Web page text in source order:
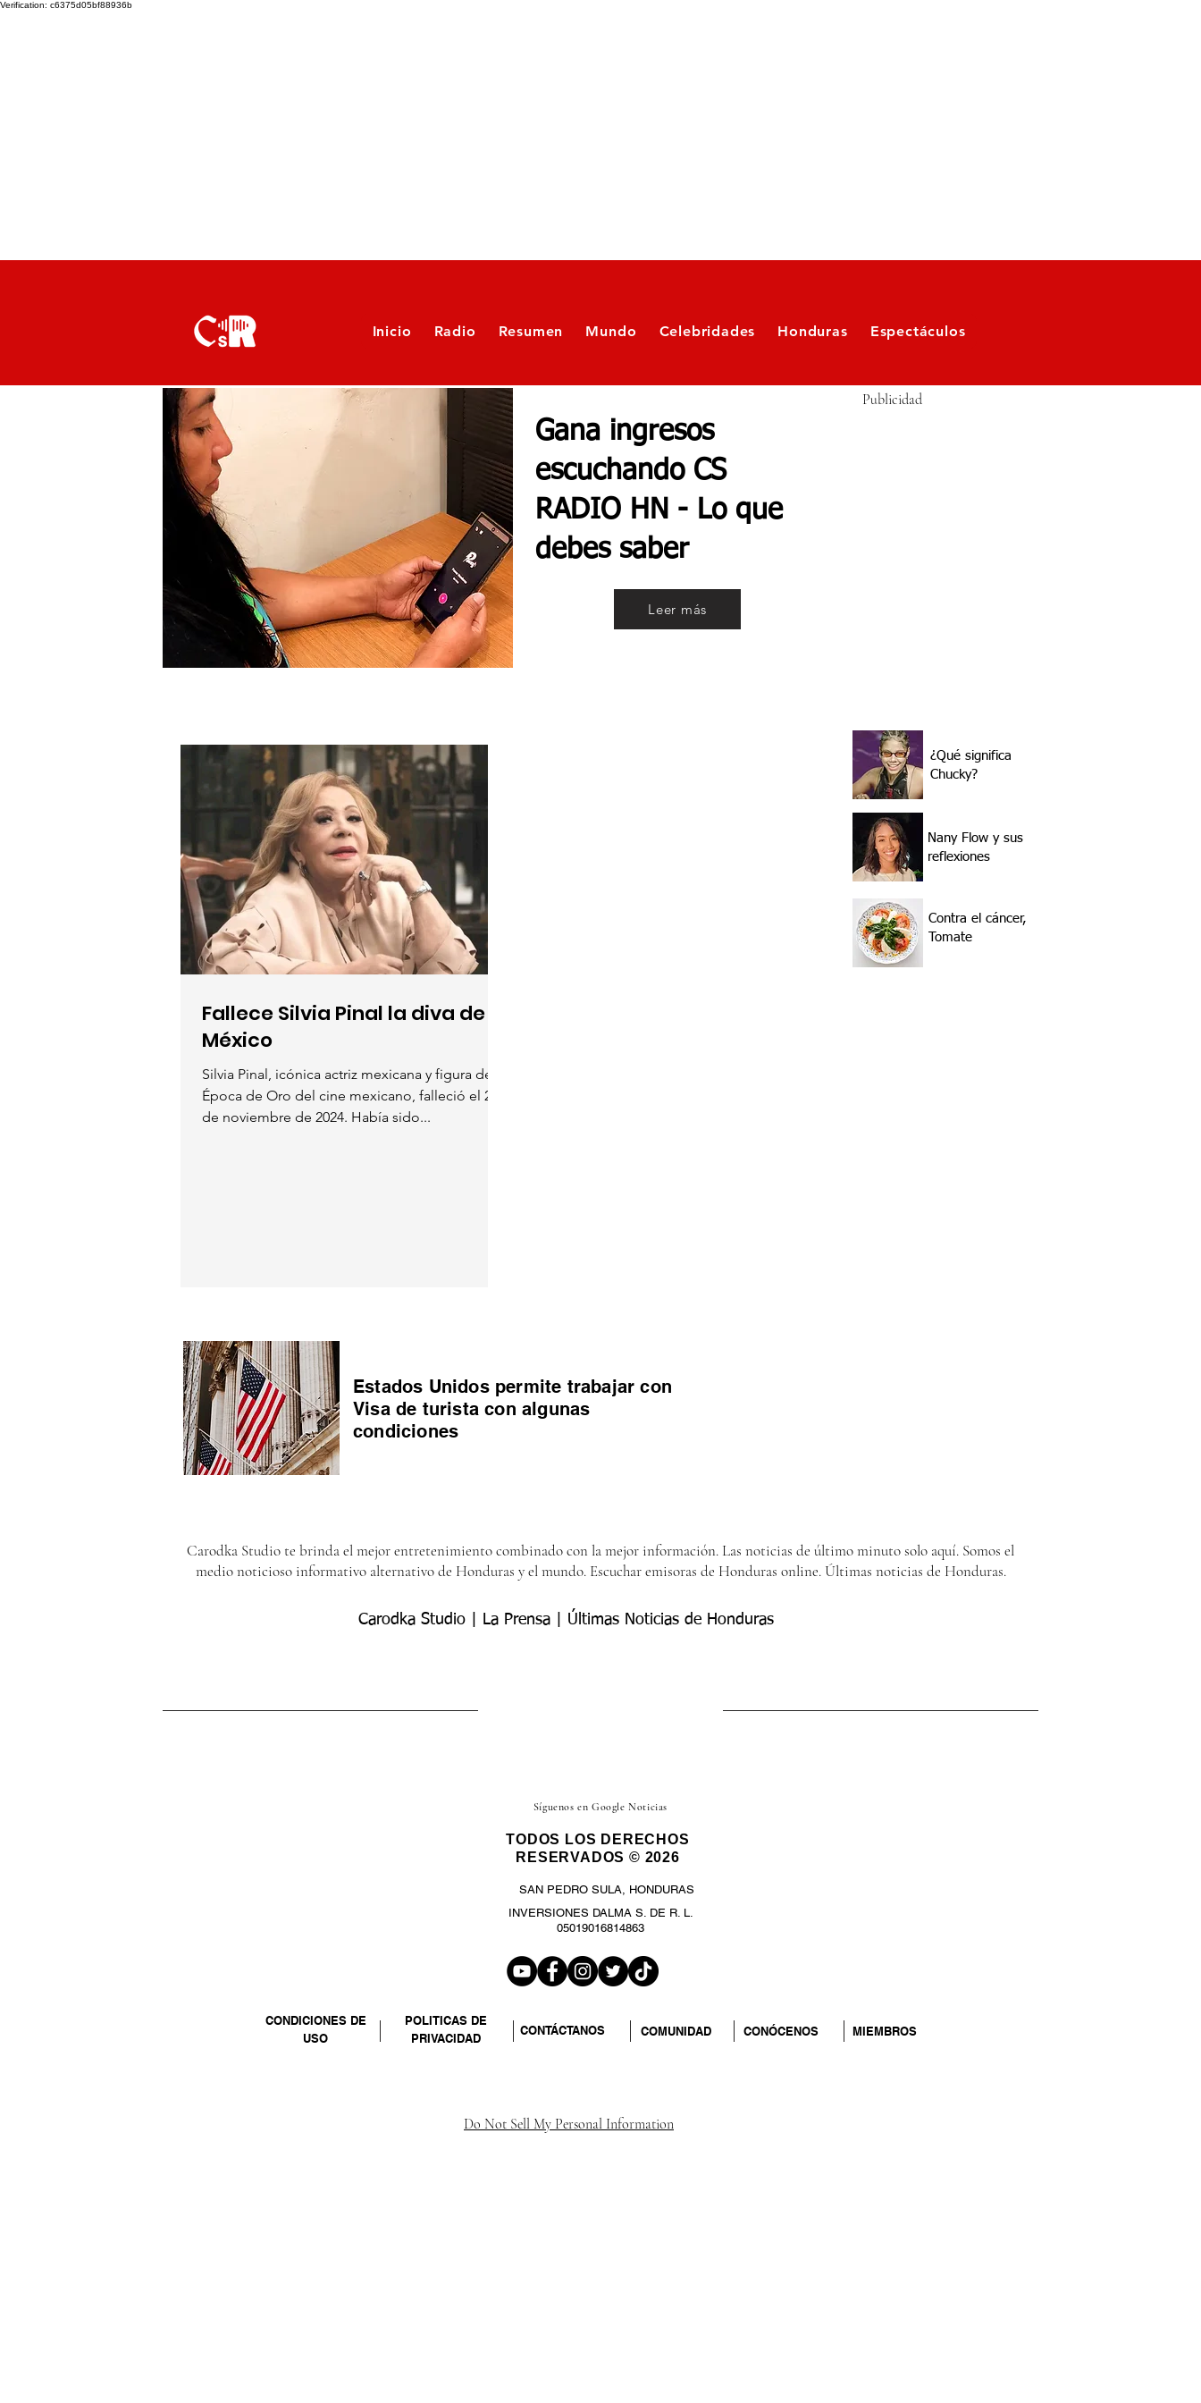
Verification: c6375d05bf88936b
Inicio Radio Resumen Mundo Celebridades Honduras Espectáculos
Gana ingresos
escuchando CS
RADIO HN - Lo que
debes saber
Leer más
Publicidad
Fallece Silvia Pinal la diva de
México
Silvia Pinal, icónica actriz mexicana y figura de la
Época de Oro del cine mexicano, falleció el 28
de noviembre de 2024. Había sido...
¿Qué significa
Chucky?
Nany Flow y sus
reflexiones
Contra el cáncer,
Tomate
Estados Unidos permite trabajar con
Visa de turista con algunas
condiciones
Carodka Studio te brinda el mejor entretenimiento combinado con la mejor información. Las noticias de último minuto solo aquí. Somos el
medio noticioso informativo alternativo de Honduras y el mundo. Escuchar emisoras de Honduras online. Últimas noticias de Honduras.
Carodka Studio | La Prensa | Últimas Noticias de Honduras
Síguenos en Google Noticias
TODOS LOS DERECHOS
RESERVADOS © 2026
SAN PEDRO SULA, HONDURAS
INVERSIONES DALMA S. DE R. L.
05019016814863
CONDICIONES DE
USO
POLITICAS DE
PRIVACIDAD
CONTÁCTANOS COMUNIDAD CONÓCENOS MIEMBROS
Do Not Sell My Personal Information